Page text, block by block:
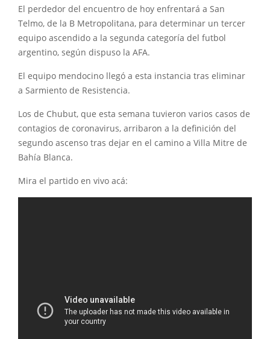
El perdedor del encuentro de hoy enfrentará a San
Telmo, de la B Metropolitana, para determinar un tercer
equipo ascendido a la segunda categoría del futbol
argentino, según dispuso la AFA.
El equipo mendocino llegó a esta instancia tras eliminar
a Sarmiento de Resistencia.
Los de Chubut, que esta semana tuvieron varios casos de
contagios de coronavirus, arribaron a la definición del
segundo ascenso tras dejar en el camino a Villa Mitre de
Bahía Blanca.
Mira el partido en vivo acá: